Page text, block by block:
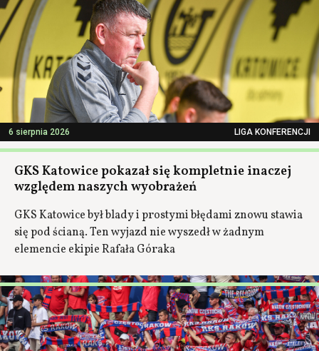
6 sierpnia 2026 LIGA KONFERENCJI
GKS Katowice pokazał się kompletnie inaczej
względem naszych wyobrażeń
GKS Katowice był blady i prostymi błędami znowu stawia
się pod ścianą. Ten wyjazd nie wyszedł w żadnym
elemencie ekipie Rafała Góraka